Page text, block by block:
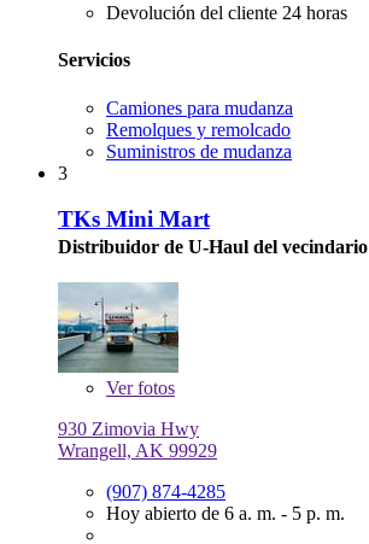
Devolución del cliente 24 horas
Servicios
Camiones para mudanza
Remolques y remolcado
Suministros de mudanza
3
TKs Mini Mart
Distribuidor de U-Haul del vecindario
Verfotos
930 Zimovia Hwy
Wrangell, AK 99929
(907) 874-4285
Hoy abierto de 6 a. m. - 5 p. m.